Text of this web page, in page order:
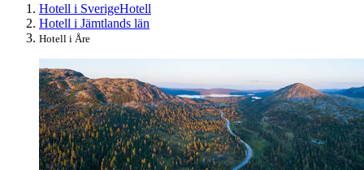
Hotell i SverigeHotell
Hotell i Jämtlands län
Hotell i Åre